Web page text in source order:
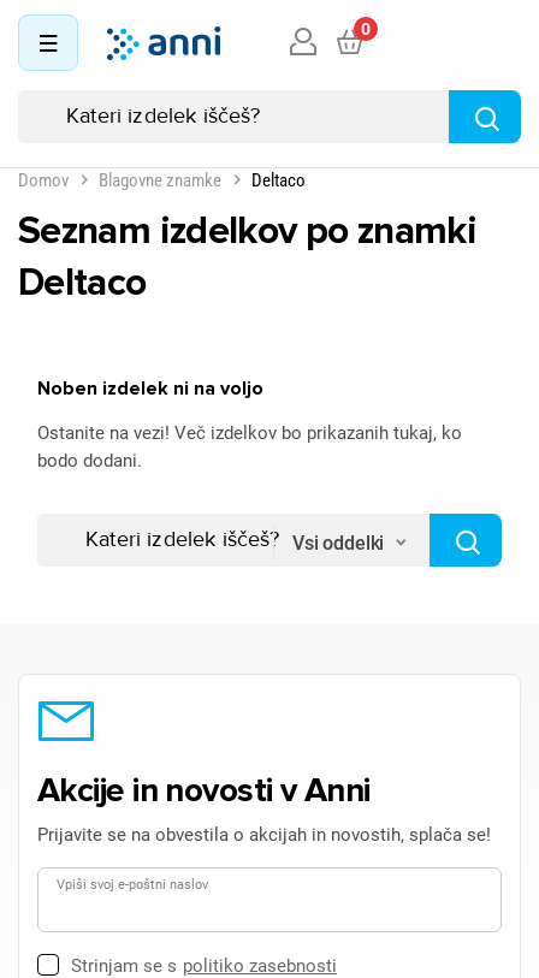
0
Domov Blagovne znamke Deltaco
Seznam izdelkov po znamki
Deltaco
Noben izdelek ni na voljo
Ostanite na vezi! Več izdelkov bo prikazanih tukaj, ko
bodo dodani.
Vsi oddelki
Akcije in novosti v Anni
Prijavite se na obvestila o akcijah in novostih, splača se!
Vpiši svoj e-poštni naslov
Strinjam se s politiko zasebnosti